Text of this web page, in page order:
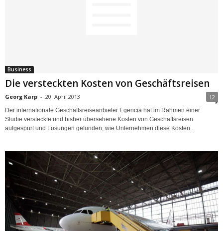
Business
Die versteckten Kosten von Geschäftsreisen
Georg Karp - 20. April 2013 12
Der internationale Geschäftsreiseanbieter Egencia hat im Rahmen einer
Studie versteckte und bisher übersehene Kosten von Geschäftsreisen
aufgespürt und Lösungen gefunden, wie Unternehmen diese Kosten...